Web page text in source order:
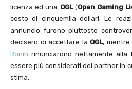
licenza ed una OGL(Open Gaming
costo di cinquemila dollari. Le
annuncio furono piuttosto
decisero di accettare la OGL,
Ronin rinunciarono nettamente alla
essere più considerati dei partner in
stima.